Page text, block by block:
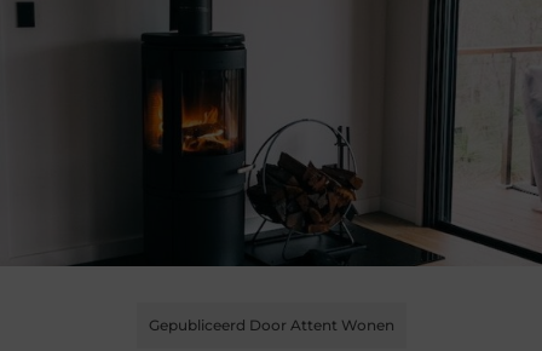
Gepubliceerd Door Attent Wonen